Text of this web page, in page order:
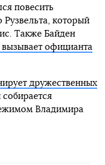
повесить
который
Также Байден
вызывает официанта
дружественных
Владимира